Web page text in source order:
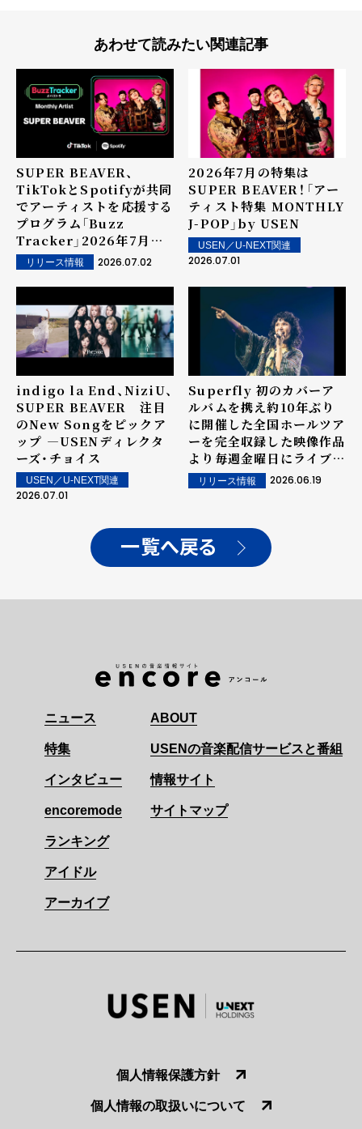
あわせて読みたい関連記事
SUPER BEAVER、
TikTokとSpotifyが共同
でアーティストを応援する
プログラム「Buzz
Tracker」2026年7月度
Monthly Artistに決
定！！
リリース情報 2026.07.02
2026年7月の特集は
SUPER BEAVER！――「アー
ティスト特集 MONTHLY
J-POP」by USEN
USEN／U-NEXT関連
2026.07.01
indigo la End、NiziU、
SUPER BEAVER 注目
のNew Songをピックア
ップ ―USENディレクタ
ーズ・チョイス
USEN／U-NEXT関連
2026.07.01
Superfly 初のカバーア
ルバムを携え約10年ぶり
に開催した全国ホールツア
ーを完全収録した映像作品
より毎週金曜日にライブ音
源を先行配信！ラスト第11
弾は、SUPER BEAVERの
リリース情報 2026.06.19
一覧へ戻る
ニュース
特集
インタビュー
encoremode
ランキング
アイドル
アーカイブ
ABOUT
USENの音楽配信サービスと番組
情報サイト
サイトマップ
個人情報保護方針
個人情報の取扱いについて